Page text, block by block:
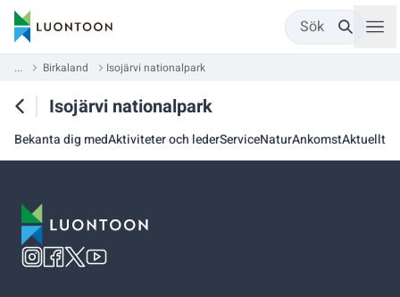
Sök
... Birkaland Isojärvi nationalpark
Isojärvi nationalpark
Bekanta dig medAktiviteter och lederServiceNaturAnkomstAktuellt